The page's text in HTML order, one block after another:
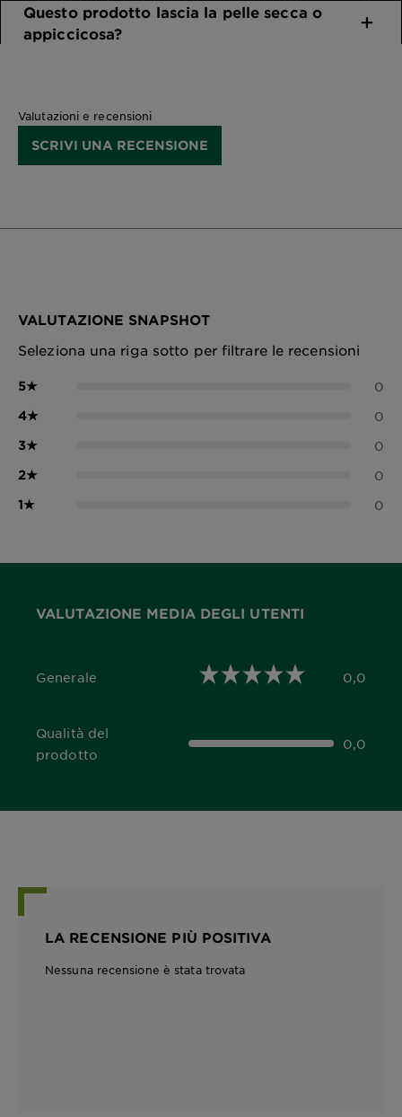
Questo prodotto lascia la pelle secca o
appiccicosa?
Valutazioni e recensioni
SCRIVI UNA RECENSIONE
VALUTAZIONE SNAPSHOT
Seleziona una riga sotto per filtrare le recensioni
5★ 0
4★ 0
3★ 0
2★ 0
1★ 0
VALUTAZIONE MEDIA DEGLI UTENTI
Generale
0,0 out of 5 stars 0,0
Qualità del
prodotto
0,0 out of 5 stars 0,0
LA RECENSIONE PIÙ POSITIVA
Nessuna recensione è stata trovata